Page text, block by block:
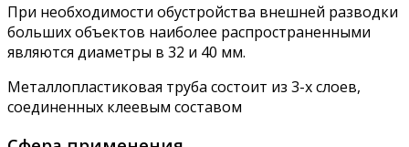
При необходимости обустройства внешней разводки
больших объектов наиболее распространенными
являются диаметры в 32 и 40 мм.
Металлопластиковая труба состоит из 3-х слоев,
соединенных клеевым составом